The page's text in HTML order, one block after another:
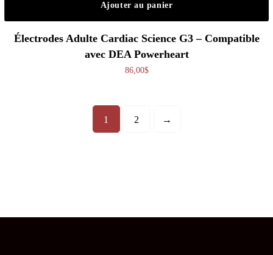
Ajouter au panier
Électrodes Adulte Cardiac Science G3 – Compatible
avec DEA Powerheart
86,00$
1 2 →